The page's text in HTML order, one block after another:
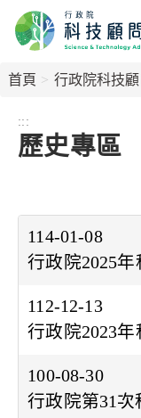
到
要
首頁 行政院科技
:::
歷史專區
114-01-08
行政院2025
112-12-13
行政院2023
100-08-30
行政院第31